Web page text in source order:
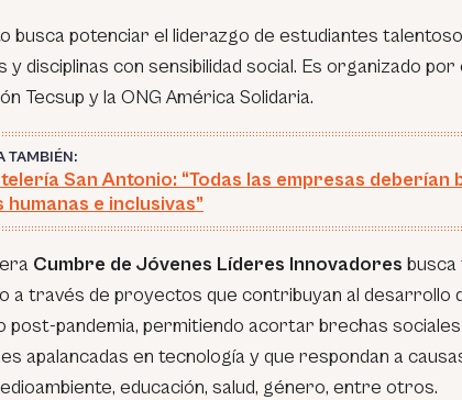
busca potenciar el liderazgo de estudiantes
y disciplinas con sensibilidad social. Es organizado
Tecsup y la ONG América Solidaria.
TAMBIÉN:
San Antonio: “Todas las empresas deberían
humanas e inclusivas”
Cumbre de Jóvenes Líderes Innovadores
a través de proyectos que contribuyan al desarrollo
post-pandemia, permitiendo acortar brechas
apalancadas en tecnología y que respondan a
educación, salud, género, entre otros.